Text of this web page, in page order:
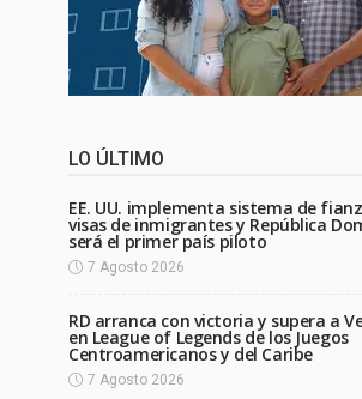
LO ÚLTIMO
EE. UU. implementa sistema de
visas de inmigrantes y República
será el primer país piloto
7 Agosto 2026
RD arranca con victoria y supera a
en League of Legends de los Juegos
Centroamericanos y del Caribe
7 Agosto 2026